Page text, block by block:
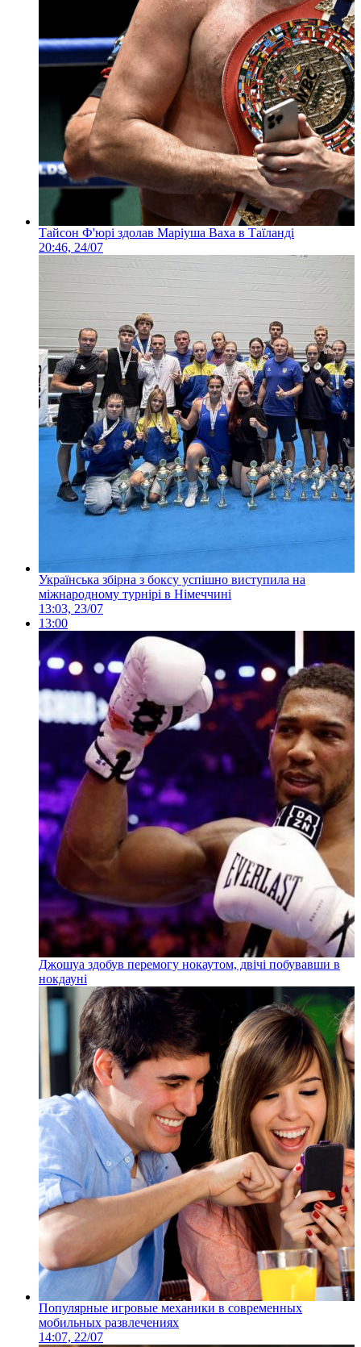
Тайсон Ф'юрі здолав Маріуша Ваха в Таїланді
20:46, 24/07
Українська збірна з боксу успішно виступила на
міжнародному турнірі в Німеччині
13:03, 23/07
13:00
Джошуа здобув перемогу нокаутом, двічі побувавши в
нокдауні
Популярные игровые механики в современных
мобильных развлечениях
14:07, 22/07